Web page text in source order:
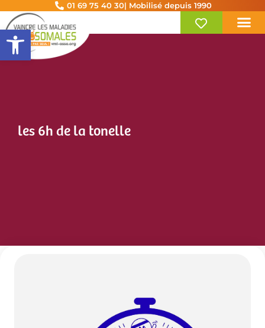
Ouvrir la barre d’outils
01 69 75 40 30| Mobilisé depuis 1990
les 6h de la tonelle